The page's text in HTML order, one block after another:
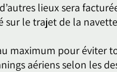
lieux sera
sur le trajet de la
maximum pour éviter
aériens selon les